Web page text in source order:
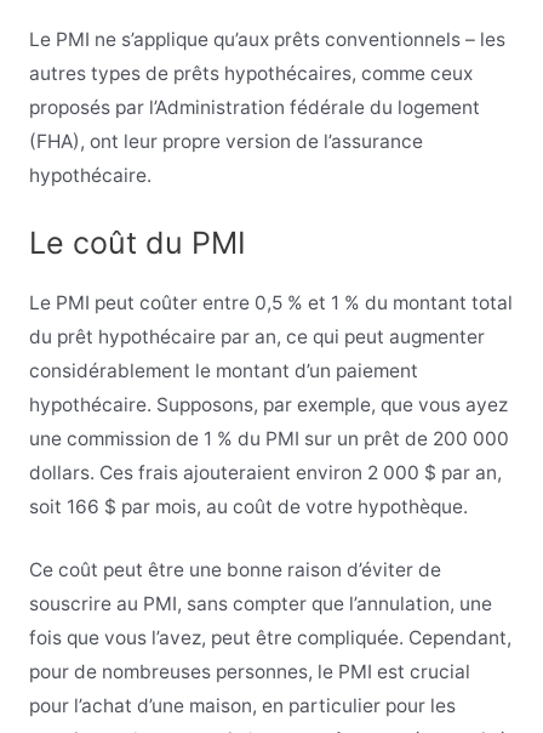
Le PMI ne s’applique qu’aux prêts conventionnels – les
autres types de prêts hypothécaires, comme ceux
proposés par l’Administration fédérale du logement
(FHA), ont leur propre version de l’assurance
hypothécaire.
Le coût du PMI
Le PMI peut coûter entre 0,5 % et 1 % du montant total
du prêt hypothécaire par an, ce qui peut augmenter
considérablement le montant d’un paiement
hypothécaire. Supposons, par exemple, que vous ayez
une commission de 1 % du PMI sur un prêt de 200 000
dollars. Ces frais ajouteraient environ 2 000 $ par an,
soit 166 $ par mois, au coût de votre hypothèque.
Ce coût peut être une bonne raison d’éviter de
souscrire au PMI, sans compter que l’annulation, une
fois que vous l’avez, peut être compliquée. Cependant,
pour de nombreuses personnes, le PMI est crucial
pour l’achat d’une maison, en particulier pour les